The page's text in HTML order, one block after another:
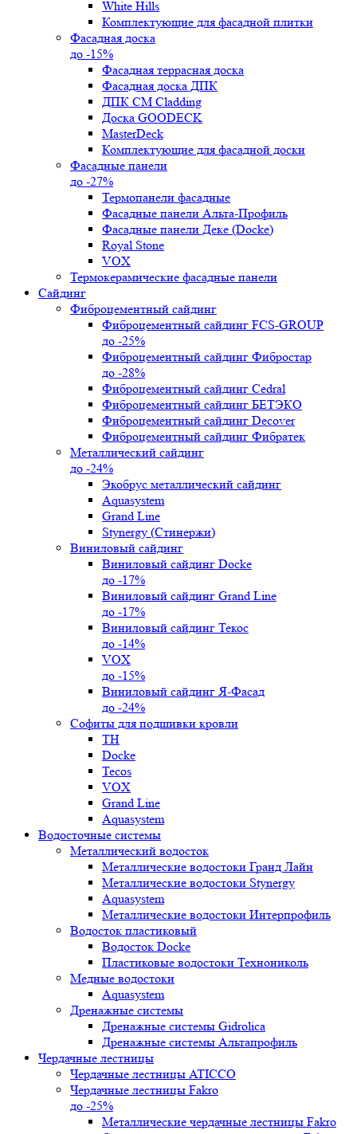
White Hills
Комплектующие для фасадной плитки
Фасадная доска
до -15%
Фасадная террасная доска
Фасадная доска ДПК
ДПК CM Cladding
Доска GOODECK
MasterDeck
Комплектующие для фасадной доски
Фасадные панели
до -27%
Термопанели фасадные
Фасадные панели Альта-Профиль
Фасадные панели Деке (Docke)
Royal Stone
VOX
Термокерамические фасадные панели
Сайдинг
Фиброцементный сайдинг
Фиброцементный сайдинг FCS-GROUP
до -25%
Фиброцементный сайдинг Фибростар
до -28%
Фиброцементный сайдинг Cedral
Фиброцементный сайдинг БЕТЭКО
Фиброцементный сайдинг Decover
Фиброцементный сайдинг Фибратек
Металлический сайдинг
до -24%
Экобрус металлический сайдинг
Aquasystem
Grand Line
Stynergy (Стинержи)
Виниловый сайдинг
Виниловый сайдинг Docke
до -17%
Виниловый сайдинг Grand Line
до -17%
Виниловый сайдинг Текос
до -14%
VOX
до -15%
Виниловый сайдинг Я-Фасад
до -24%
Софиты для подшивки кровли
ТН
Docke
Tecos
VOX
Grand Line
Aquasystem
Водосточные системы
Металлический водосток
Металлические водостоки Гранд Лайн
Металлические водостоки Stynergy
Aquasystem
Металлические водостоки Интерпрофиль
Водосток пластиковый
Водосток Docke
Пластиковые водостоки Технониколь
Медные водостоки
Aquasystem
Дренажные системы
Дренажные системы Gidrolica
Дренажные системы Альтапрофиль
Чердачные лестницы
Чердачные лестницы ATICCO
Чердачные лестницы Fakro
до -25%
Металлические чердачные лестницы Fakro